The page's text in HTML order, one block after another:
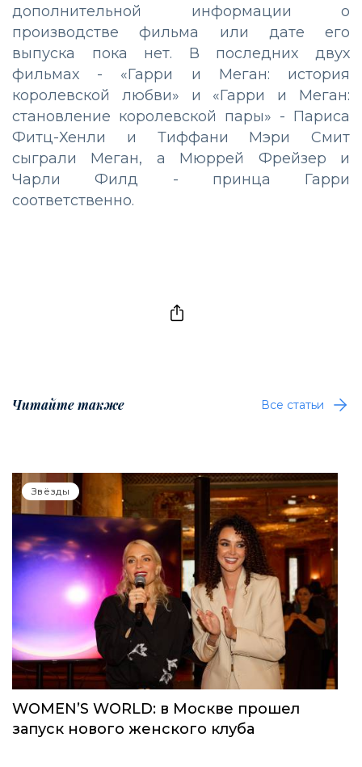
дополнительной информации о
производстве фильма или дате его
выпуска пока нет. В последних двух
фильмах - «Гарри и Меган: история
королевской любви» и «Гарри и Меган:
становление королевской пары» - Париса
Фитц-Хенли и Тиффани Мэри Смит
сыграли Меган, а Мюррей Фрейзер и
Чарли Филд - принца Гарри
соответственно.
Читайте также Все статьи
Звёзды